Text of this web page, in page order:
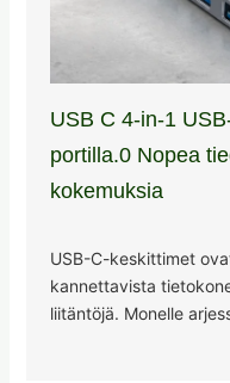
USB C 4-in-1
portilla.0 Nopea
kokemuksia
USB-C-keskittimet
kannettavista
liitäntöjä. Monelle